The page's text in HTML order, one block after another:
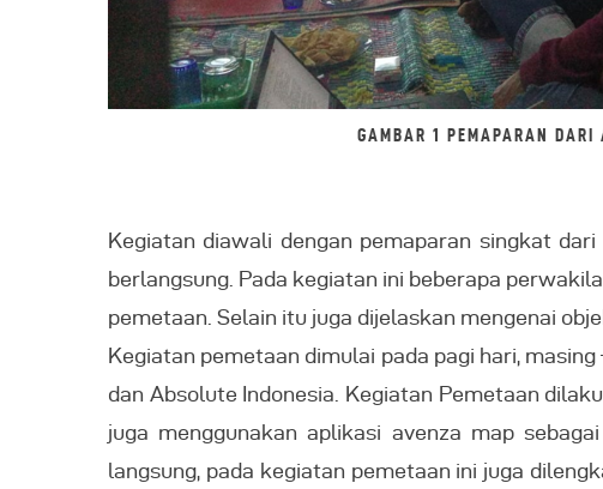
GAMBAR 1 PEMAPARAN DARI
Kegiatan diawali dengan pemaparan singkat
berlangsung. Pada kegiatan ini beberapa
pemetaan. Selain itu juga dijelaskan mengenai
Kegiatan pemetaan dimulai pada pagi hari,
dan Absolute Indonesia. Kegiatan Pemetaan
juga menggunakan aplikasi avenza map
langsung, pada kegiatan pemetaan ini juga